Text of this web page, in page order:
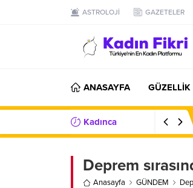
ASTROLOJİ GAZETELER
ANASAYFA GÜZELLİK
Kadınca
Deprem
Anasayfa GÜNDEM